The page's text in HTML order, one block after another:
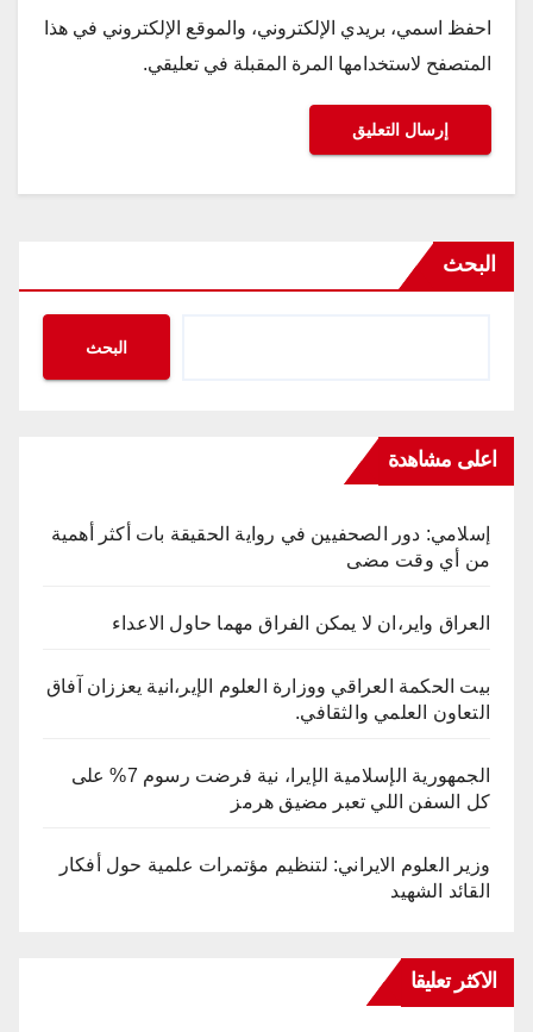
احفظ اسمي، بريدي الإلكتروني، والموقع الإلكتروني في هذا
المتصفح لاستخدامها المرة المقبلة في تعليقي.
البحث
البحث
اعلى مشاهدة
إسلامي: دور الصحفيين في رواية الحقيقة بات أكثر أهمية
من أي وقت مضى
العراق واير،ان لا يمكن الفراق مهما حاول الاعداء
بيت الحكمة العراقي ووزارة العلوم الإير،انية يعززان آفاق
التعاون العلمي والثقافي.
الجمهورية الإسلامية الإيرا، نية فرضت رسوم 7% على
كل السفن اللي تعبر مضيق هرمز
وزير العلوم الايراني: لتنظيم مؤتمرات علمية حول أفكار
القائد الشهيد
الاكثر تعليقا